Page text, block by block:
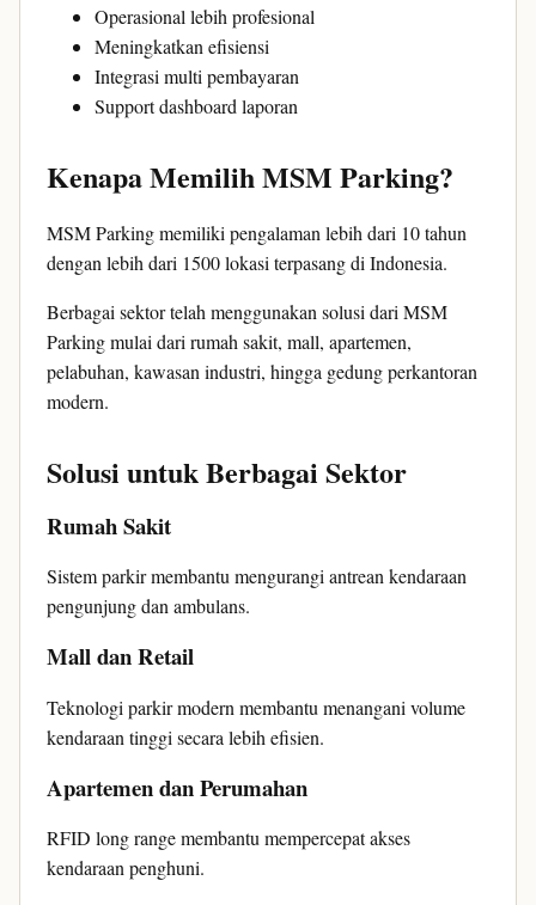
Operasional lebih profesional
Meningkatkan efisiensi
Integrasi multi pembayaran
Support dashboard laporan
Kenapa Memilih MSM Parking?
MSM Parking memiliki pengalaman lebih dari 10 tahun
dengan lebih dari 1500 lokasi terpasang di Indonesia.
Berbagai sektor telah menggunakan solusi dari MSM
Parking mulai dari rumah sakit, mall, apartemen,
pelabuhan, kawasan industri, hingga gedung perkantoran
modern.
Solusi untuk Berbagai Sektor
Rumah Sakit
Sistem parkir membantu mengurangi antrean kendaraan
pengunjung dan ambulans.
Mall dan Retail
Teknologi parkir modern membantu menangani volume
kendaraan tinggi secara lebih efisien.
Apartemen dan Perumahan
RFID long range membantu mempercepat akses
kendaraan penghuni.